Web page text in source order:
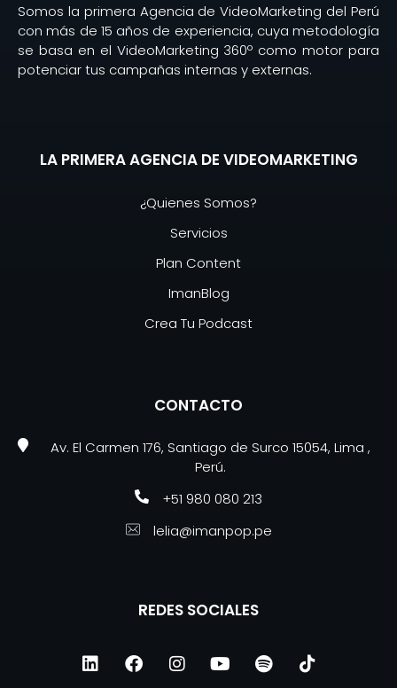
Somos la primera Agencia de VideoMarketing del Perú
con más de 15 años de experiencia, cuya metodología
se basa en el VideoMarketing 360º como motor para
potenciar tus campañas internas y externas.
LA PRIMERA AGENCIA DE VIDEOMARKETING
¿Quienes Somos?
Servicios
Plan Content
ImanBlog
Crea Tu Podcast
CONTACTO
Av. El Carmen 176, Santiago de Surco 15054, Lima ,
Perú.
+51 980 080 213
lelia@imanpop.pe
REDES SOCIALES